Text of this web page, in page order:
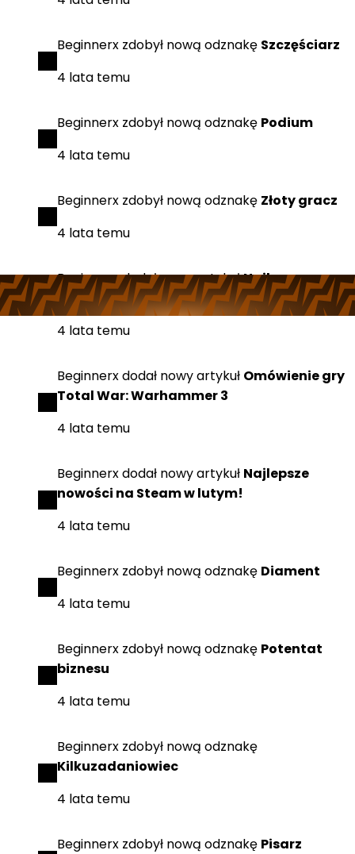
Beginnerx zdobył nową odznakę Szczęściarz
4 lata temu
Beginnerx zdobył nową odznakę Podium
4 lata temu
Beginnerx zdobył nową odznakę Złoty gracz
4 lata temu
Beginnerxdodałnowy artykułNajlepsze gry
free-to-play na Steamie
4 lata temu
Beginnerxdodał nowy artykuł Omówienie gry
Total War: Warhammer 3
4 lata temu
Beginnerxdodał nowy artykuł Najlepsze
nowości na Steam w lutym!
4 lata temu
Beginnerx zdobył nową odznakę Diament
4 lata temu
Beginnerx zdobył nową odznakę Potentat
biznesu
4 lata temu
Beginnerx zdobył nową odznakę
Kilkuzadaniowiec
4 lata temu
Beginnerx zdobył nową odznakę Pisarz